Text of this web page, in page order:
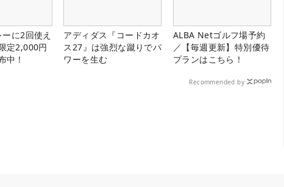
に2回使え
定2,000円
中！
アディダス『コードカオ
ス27』は強烈な蹴りでパ
ワーを生む
ALBA Netゴルフ場予約
／【毎週更新】特別優待
プランはこちら！
Recommended by